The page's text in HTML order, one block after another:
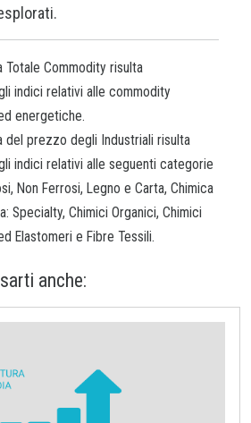
Totale Commodity risulta
indici relativi alle commodity
energetiche.
del prezzo degli Industriali risulta
indici relativi alle seguenti categorie
Non Ferrosi, Legno e Carta, Chimica
Specialty, Chimici Organici, Chimici
Elastomeri e Fibre Tessili.
anche: